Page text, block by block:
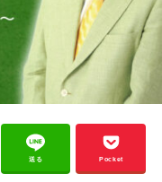
送る Pocket